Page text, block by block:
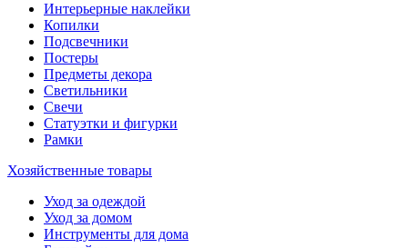
Интерьерные наклейки
Копилки
Подсвечники
Постеры
Предметы декора
Светильники
Свечи
Статуэтки и фигурки
Рамки
Хозяйственные товары
Уход за одеждой
Уход за домом
Инструменты для дома